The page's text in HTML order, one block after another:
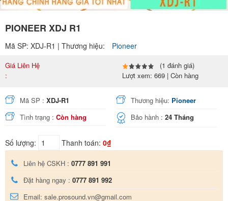
PIONEER XDJ R1
Mã SP: XDJ-R1 | Thương hiệu: Pioneer
Giá Liên Hệ
:
(1 đánh giá)
Lượt xem: 669 | Còn hàng
Mã SP : XDJ-R1 Thương hiệu: Pioneer
Tình trạng : Còn hàng Bảo hành :24 Tháng
Số lượng: Thanh toán: 0₫
Liên hệ CSKH : 0777 891 991
Đặt hàng ngay : 0777 891 992
Email: sale.prosound.vn@gmail.com